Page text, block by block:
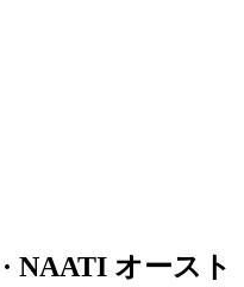
NAATI オースト